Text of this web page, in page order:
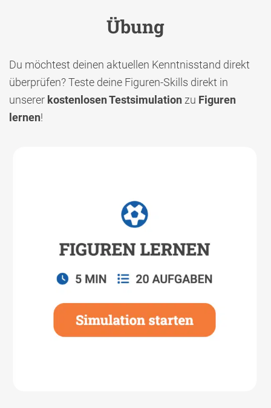
Übung
Du möchtest deinen aktuellen Kenntnisstand direkt
überprüfen? Teste deine Figuren-Skills direkt in
unserer kostenlosen Testsimulation zu Figuren
lernen!